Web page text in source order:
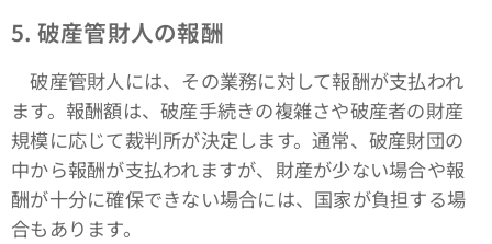
5. 破産管財人の報酬
破産管財人には、その業務に対して報酬が支払われ
ます。報酬額は、破産手続きの複雑さや破産者の財産
規模に応じて裁判所が決定します。通常、破産財団の
中から報酬が支払われますが、財産が少ない場合や報
酬が十分に確保できない場合には、国家が負担する場
合もあります。